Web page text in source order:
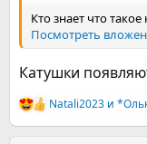
Кто знает что
Посмотреть
Катушки
Р
е
Natali2023 и